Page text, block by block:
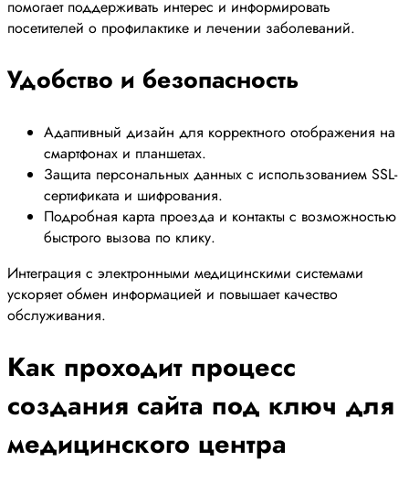
помогает поддерживать интерес и информировать
посетителей о профилактике и лечении заболеваний.
Удобство и безопасность
Адаптивный дизайн для корректного отображения на
смартфонах и планшетах.
Защита персональных данных с использованием SSL-
сертификата и шифрования.
Подробная карта проезда и контакты с возможностью
быстрого вызова по клику.
Интеграция с электронными медицинскими системами
ускоряет обмен информацией и повышает качество
обслуживания.
Как проходит процесс
создания сайта под ключ для
медицинского центра